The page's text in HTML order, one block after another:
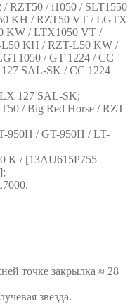
RZT50 / i1050 / SLT1550
KH / RZT50 VT / LGTX
KW / LTX1050 VT /
KH / RZT-L50 KW /
/ GT 1224 / CC
SAL-SK / CC 1224
127 SAL-SK;
/ Big Red Horse / RZT
950H / GT-950H / LT-
K / [13AU615P755
точке закрылка ≈ 28
звезда.